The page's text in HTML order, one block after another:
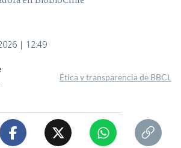
| 12:49
Ética y transparencia de BBCL